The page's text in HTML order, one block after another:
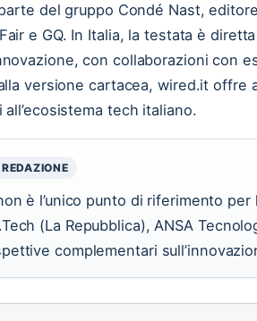
del gruppo Condé Nast,
e GQ. In Italia, la testata è
con collaborazioni con
versione cartacea, wired.it offre
tech italiano.
è l’unico punto di riferimento
(La Repubblica), ANSA
complementari